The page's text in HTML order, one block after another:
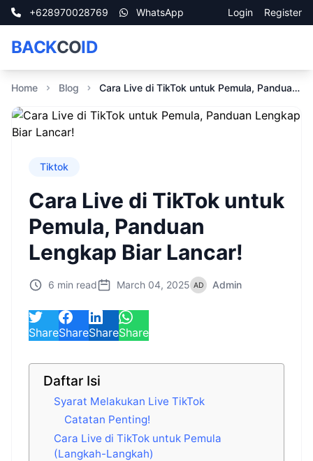
+628970028769 WhatsApp Login Register
BACKCOID
Home Blog Cara Live di TikTok untuk Pemula, Panduan Lengkap Biar Lancar!
Tiktok
Cara Live di TikTok untuk
Pemula, Panduan
Lengkap Biar Lancar!
6 min read March 04, 2025 Admin
ShareShareShareShare
Daftar Isi
Syarat Melakukan Live TikTok
Catatan Penting!
Cara Live di TikTok untuk Pemula
(Langkah-Langkah)